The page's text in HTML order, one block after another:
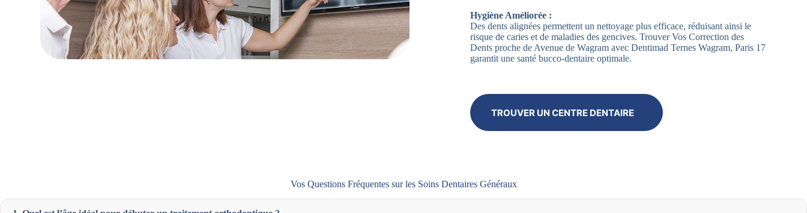
Hygiène Améliorée :
Des dents alignées permettent un nettoyage plus efficace, réduisant ainsi le
risque de caries et de maladies des gencives. Trouver Vos Correction des
Dents proche de Avenue de Wagram avec Dentimad Ternes Wagram, Paris 17
garantit une santé bucco-dentaire optimale.
TROUVER UN CENTRE DENTAIRE
Vos Questions Fréquentes sur les Soins Dentaires Généraux